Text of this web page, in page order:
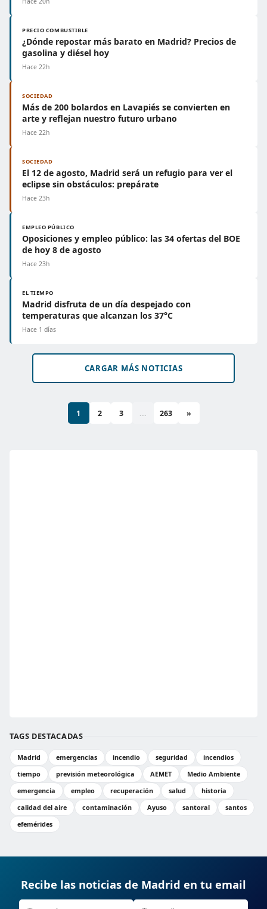
PRECIO COMBUSTIBLE
¿Dónde repostar más barato en Madrid? Precios de
gasolina y diésel hoy
Hace 22h
SOCIEDAD
Más de 200 bolardos en Lavapiés se convierten en
arte y reflejan nuestro futuro urbano
Hace 22h
SOCIEDAD
El 12 de agosto, Madrid será un refugio para ver el
eclipse sin obstáculos: prepárate
Hace 23h
EMPLEO PÚBLICO
Oposiciones y empleo público: las 34 ofertas del BOE
de hoy 8 de agosto
Hace 23h
EL TIEMPO
Madrid disfruta de un día despejado con
temperaturas que alcanzan los 37°C
Hace 1 días
CARGAR MÁS NOTICIAS
1 2 3 ... 263 »
TAGS DESTACADAS
Madrid emergencias incendio seguridad
incendios
tiempo
previsión meteorológica AEMET
Medio Ambiente
emergencia
empleo recuperación salud
historia
calidad del aire
contaminación Ayuso santoral
santos
efemérides
Recibe las noticias de Madrid en tu email